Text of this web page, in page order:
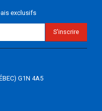
exclusifs
G1N 4A5